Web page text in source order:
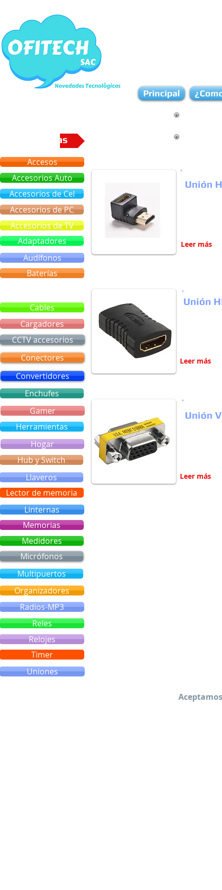
Unión
Leer más
Unión
Leer más
Unión
Leer más
Categorias
Accesorios de PC
Accesorios de TV
Audífonos
Cables
Adaptadores
Accesorios de Cel
Baterías
Cargadores
Accesorios Auto
Accesos
Principal
Convertidores
CCTV accesorios
Enchufes
Conectores
Gamer
Herramientas
Hogar
Hub y Switch
Llaveros
Lector de memoria
Linternas
Memorias
Medidores
Micrófonos
Multipuertos
Organizadores
Radios-MP3
Reles
Relojes
Timer
Uniones